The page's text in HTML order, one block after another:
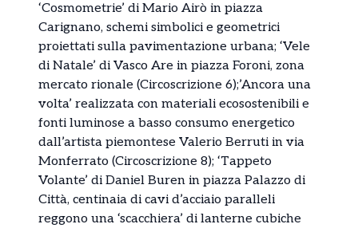
‘Cosmometrie’ di Mario Airò in piazza
Carignano, schemi simbolici e geometrici
proiettati sulla pavimentazione urbana; ‘Vele
di Natale’ di Vasco Are in piazza Foroni, zona
mercato rionale (Circoscrizione 6);’Ancora una
volta’ realizzata con materiali ecosostenibili e
fonti luminose a basso consumo energetico
dall’artista piemontese Valerio Berruti in via
Monferrato (Circoscrizione 8); ‘Tappeto
Volante’ di Daniel Buren in piazza Palazzo di
Città, centinaia di cavi d’acciaio paralleli
reggono una ‘scacchiera’ di lanterne cubiche